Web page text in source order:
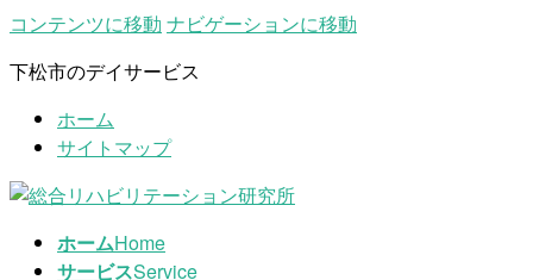
コンテンツに移動 ナビゲーションに移動
下松市のデイサービス
ホーム
サイトマップ
ホームHome
サービスService